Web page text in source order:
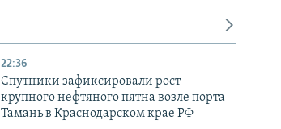
22:36
Спутники зафиксировали рост
крупного нефтяного пятна возле порта
Тамань в Краснодарском крае РФ